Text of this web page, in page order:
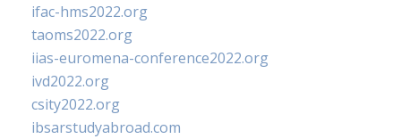
ifac-hms2022.org
taoms2022.org
iias-euromena-conference2022.org
ivd2022.org
csity2022.org
ibsarstudyabroad.com